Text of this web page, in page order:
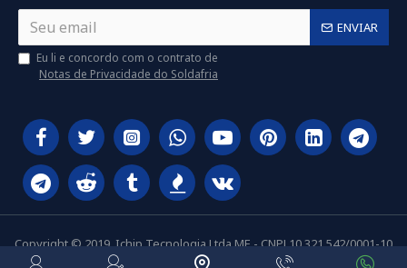
ENVIAR
Eu li e concordo com o contrato de
Notas de Privacidade do Soldafria
Copyright © 2019, Ichip Tecnologia Ltda ME - CNPJ 10.321.542/0001-10